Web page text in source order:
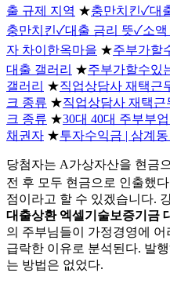
출 규제 지역 ★충만치킨✓대
충만치킨✓대출 금리 뜻✓소액
자 차이한옥마을 ★주부가할
대출 갤러리 ★주부가할수있
갤러리 ★직업상담사 재택근
크 종류 ★직업상담사 재택근
크 종류 ★30대 40대 주부부
채권자 ★투자수익금 | 삼계
당첨자는 A가상자산을 현금
전 후 모두 현금으로 인출했
점이라고 할 수 있겠습니다.
대출상환 엑셀기술보증기금
의 주부님들이 가정경영에
급락한 이유로 분석된다. 발
는 방법은 없었다.